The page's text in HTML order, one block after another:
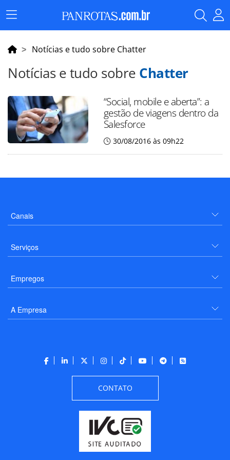
Menu
Principal
Notícias e tudo sobre Chatter
Notícias e tudo sobre Chatter
“Social, mobile e aberta”: a
gestão de viagens dentro da
Salesforce
30/08/2016 às 09h22
Canais
Serviços
Empregos
A Empresa
CONTATO